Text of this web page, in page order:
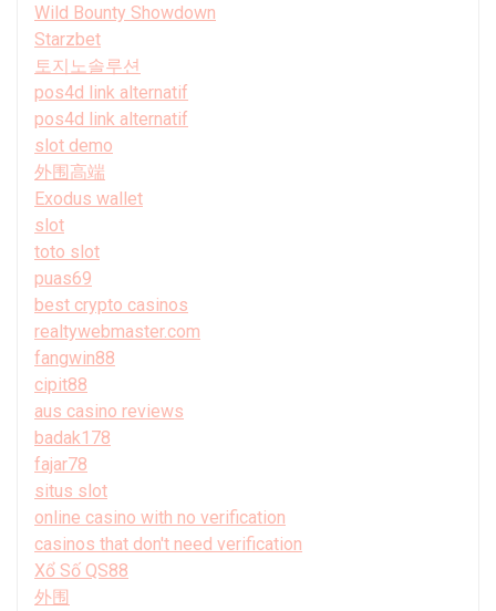
Wild Bounty Showdown
Starzbet
토지노솔루션
pos4d link alternatif
pos4d link alternatif
slot demo
外围高端
Exodus wallet
slot
toto slot
puas69
best crypto casinos
realtywebmaster.com
fangwin88
cipit88
aus casino reviews
badak178
fajar78
situs slot
online casino with no verification
casinos that don't need verification
Xổ Số QS88
外围